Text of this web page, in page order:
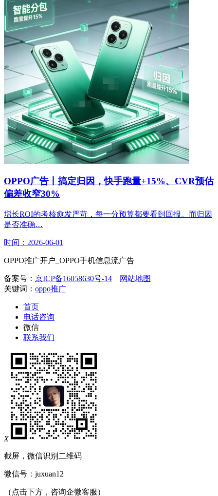
OPPO广告丨搞定归因，快手跑量+15%、CVR预估
偏差收窄30%
增长ROI的考核愈发严苛，每一分预算都要看到回报。而归因
是否准确…
时间：2026-06-01
OPPO推广开户_OPPO手机信息流广告
备案号： 京ICP备16058630号-14
网站地图
关键词： oppo推广
首页
电话咨询
微信
联系我们
X
截屏，微信识别二维码
微信号： juxuan12
（点击下方，咨询企微客服）